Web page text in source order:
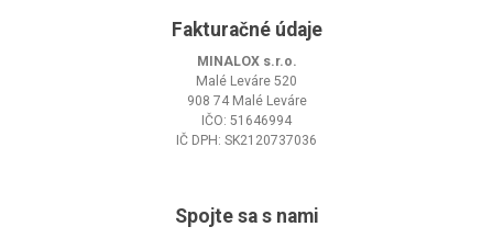
Fakturačné údaje
MINALOX s.r.o.
Malé Leváre 520
908 74 Malé Leváre
IČO: 51646994
IČ DPH: SK2120737036
Spojte sa s nami